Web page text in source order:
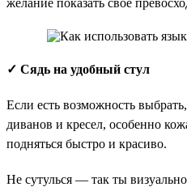
✓ Сядь на удобный стул
Если есть возможность
диванов и кресел, особенно
подняться быстро и красиво.
Не сутулься — так ты